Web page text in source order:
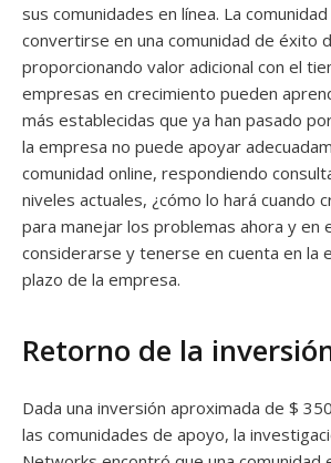
sus comunidades en línea. La
convertirse en una comunidad de éxito
proporcionando valor adicional con el
empresas en crecimiento pueden
más establecidas que ya han pasado
la empresa no puede apoyar
comunidad online, respondiendo
niveles actuales, ¿cómo lo hará cuando
para manejar los problemas ahora y en
considerarse y tenerse en cuenta en la
plazo de la empresa.
Retorno de la
Dada una inversión aproximada de $
las comunidades de apoyo, la